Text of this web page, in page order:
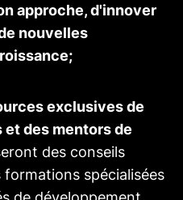
approche, d'innover
nouvelles
exclusives de
des mentors de
des conseils
formations spécialisées